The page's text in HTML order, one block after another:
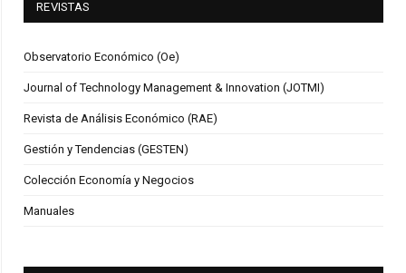
REVISTAS
Observatorio Económico (Oe)
Journal of Technology Management & Innovation (JOTMI)
Revista de Análisis Económico (RAE)
Gestión y Tendencias (GESTEN)
Colección Economía y Negocios
Manuales